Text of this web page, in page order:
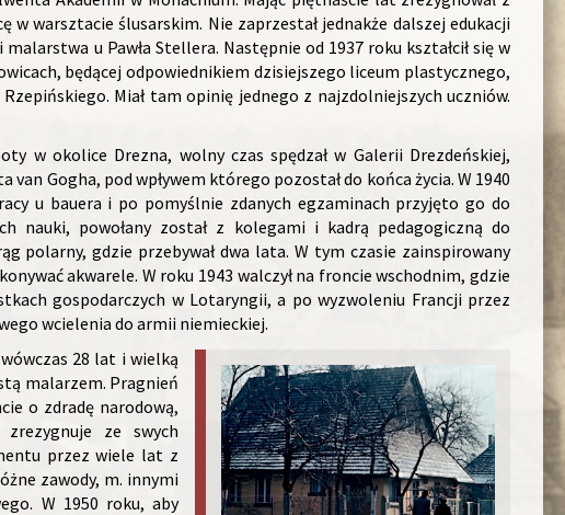
w warsztacie ślusarskim. Nie zaprzestał jednakże dalszej edukacji
u Pawła Stellera. Następnie od 1937 roku kształcił się w
będącej odpowiednikiem dzisiejszego liceum plastycznego,
Miał tam opinię jednego z najzdolniejszych uczniów.
w okolice Drezna, wolny czas spędzał w Galerii Drezdeńskiej,
Gogha, pod wpływem którego pozostał do końca życia. W 1940
u bauera i po pomyślnie zdanych egzaminach przyjęto go do
nauki, powołany został z kolegami i kadrą pedagogiczną do
polarny, gdzie przebywał dwa lata. W tym czasie zainspirowany
akwarele. W roku 1943 walczył na froncie wschodnim, gdzie
gospodarczych w Lotaryngii, a po wyzwoleniu Francji przez
wcielenia do armii niemieckiej.
28 lat i wielką
malarzem. Pragnień
o zdradę narodową,
ze swych
przez wiele lat z
zawody, m. innymi
W 1950 roku, aby